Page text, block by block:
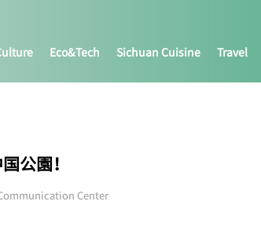
Eco&tech Sichuan Cuisine Travel
公園！
Center